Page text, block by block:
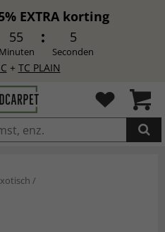
EXTRA korting
55
Minuten
3
Seconden
+ TC PLAIN
GELEGD
/